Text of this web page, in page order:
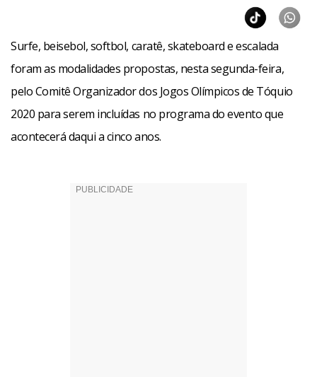
Surfe, beisebol, softbol, caratê, skateboard e escalada
foram as modalidades propostas, nesta segunda-feira,
pelo Comitê Organizador dos Jogos Olímpicos de Tóquio
2020 para serem incluídas no programa do evento que
acontecerá daqui a cinco anos.